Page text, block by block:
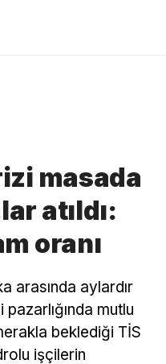
masada
atıldı:
oranı
arasında aylardır
mutlu
beklediği TİS
işçilerin